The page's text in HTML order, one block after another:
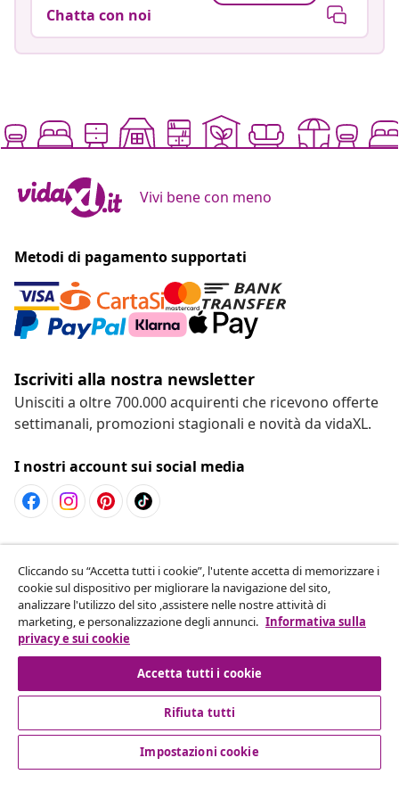
Chatta con noi
Vivi bene con meno
Metodi di pagamento supportati
Iscriviti alla nostra newsletter
Unisciti a oltre 700.000 acquirenti che ricevono offerte
settimanali, promozioni stagionali e novità da vidaXL.
I nostri account sui social media
Recesso dal contratto
Invia una richiesta di recesso per il tuo ordine.
Recesso dal contratto
Servizio clienti
Cliccando su “Accetta tutti i cookie”, l'utente accetta di memorizzare i
cookie sul dispositivo per migliorare la navigazione del sito,
analizzare l'utilizzo del sito ,assistere nelle nostre attività di
marketing, e personalizzazione degli annunci. Informativa sulla
privacy e sui cookie
Accetta tutti i cookie
Rifiuta tutti
Impostazioni cookie